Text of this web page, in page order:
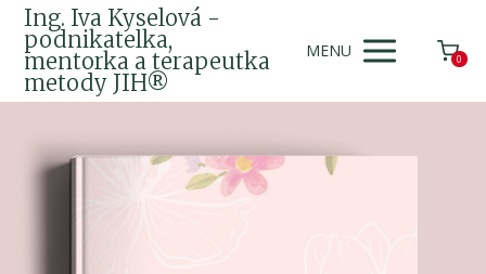
Ing. Iva Kyselová -
podnikatelka,
mentorka a terapeutka
metody JIH®
MENU 0